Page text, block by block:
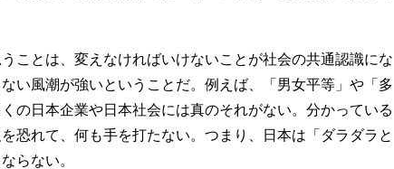
ことは、変えなければいけないことが社会の共通認識にな
い風潮が強いということだ。例えば、「男女平等」や「多
の日本企業や日本社会には真のそれがない。分かっている
恐れて、何も手を打たない。つまり、日本は「ダラダラと
らない。